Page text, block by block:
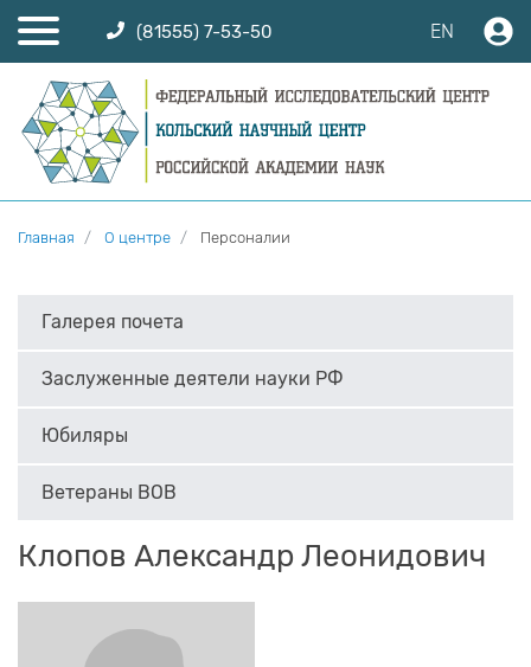
(81555) 7-53-50 EN
Главная О центре Персоналии
Галерея почета
Заслуженные деятели науки РФ
Юбиляры
Ветераны ВОВ
Клопов Александр Леонидович